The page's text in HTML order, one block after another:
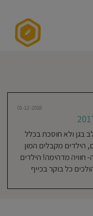
01-12-2018
בגן ולא חוסכת בכלל
הילדים מקבלים המון
חוויה מדהימה! הילדים
כל בוקר בכייף